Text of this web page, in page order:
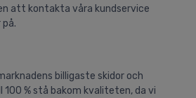
att kontakta våra kundservice
billigaste skidor och
% stå bakom kvaliteten, da vi